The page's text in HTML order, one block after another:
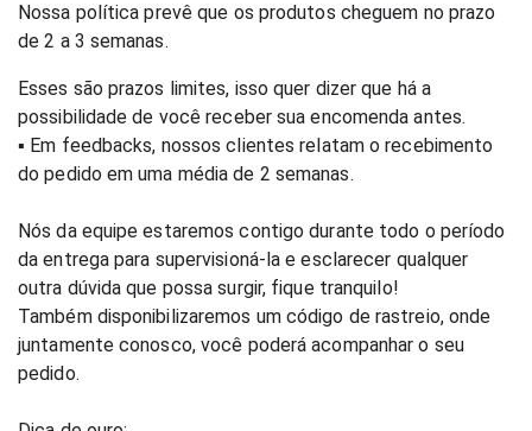
Nossa política prevê que os produtos cheguem no prazo
de 2 a 3 semanas.
Esses são prazos limites, isso quer dizer que há a
possibilidade de você receber sua encomenda antes.
▪ Em feedbacks, nossos clientes relatam o recebimento
do pedido em uma média de 2 semanas.
Nós da equipe estaremos contigo durante todo o período
da entrega para supervisioná-la e esclarecer qualquer
outra dúvida que possa surgir, fique tranquilo!
Também disponibilizaremos um código de rastreio, onde
juntamente conosco, você poderá acompanhar o seu
pedido.